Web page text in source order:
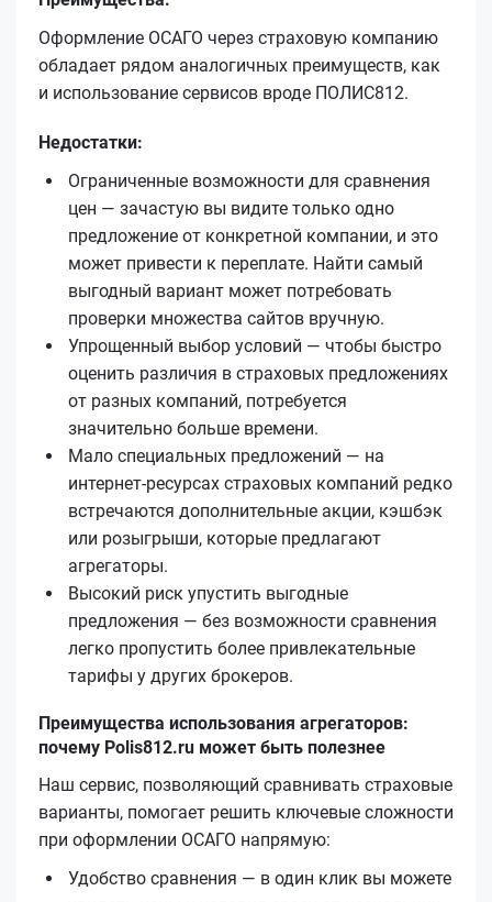
Оформление ОСАГО через страховую компанию
обладает рядом аналогичных преимуществ, как
и использование сервисов вроде ПОЛИС812.
Недостатки:
Ограниченные возможности для сравнения
цен — зачастую вы видите только одно
предложение от конкретной компании, и это
может привести к переплате. Найти самый
выгодный вариант может потребовать
проверки множества сайтов вручную.
Упрощенный выбор условий — чтобы быстро
оценить различия в страховых предложениях
от разных компаний, потребуется
значительно больше времени.
Мало специальных предложений — на
интернет-ресурсах страховых компаний редко
встречаются дополнительные акции, кэшбэк
или розыгрыши, которые предлагают
агрегаторы.
Высокий риск упустить выгодные
предложения — без возможности сравнения
легко пропустить более привлекательные
тарифы у других брокеров.
Преимущества использования агрегаторов:
почему Polis812.ru может быть полезнее
Наш сервис, позволяющий сравнивать страховые
варианты, помогает решить ключевые сложности
при оформлении ОСАГО напрямую:
Удобство сравнения — в один клик вы можете